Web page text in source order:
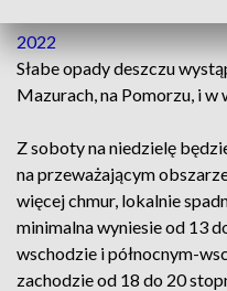
2022
Słabe opady deszczu
Mazurach, na Pomorzu, i
Z soboty na niedzielę
na przeważającym
więcej chmur, lokalnie
minimalna wyniesie od 13
wschodzie i północnym-
zachodzie od 18 do 20